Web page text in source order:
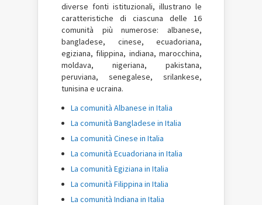
diverse fonti istituzionali, illustrano le
caratteristiche di ciascuna delle 16
comunità più numerose: albanese,
bangladese, cinese, ecuadoriana,
egiziana, filippina, indiana, marocchina,
moldava, nigeriana, pakistana,
peruviana, senegalese, srilankese,
tunisina e ucraina.
La comunità Albanese in Italia
La comunità Bangladese in Italia
La comunità Cinese in Italia
La comunità Ecuadoriana in Italia
La comunità Egiziana in Italia
La comunità Filippina in Italia
La comunità Indiana in Italia